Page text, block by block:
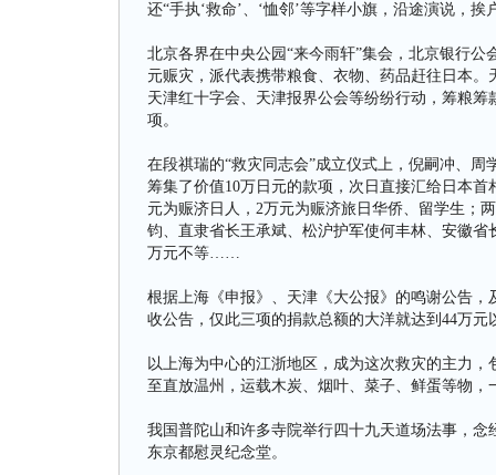
还“手执‘救命’、‘恤邻’等字样小旗，沿途演说，
北京各界在中央公园“来今雨轩”集会，北京银行
元赈灾，派代表携带粮食、衣物、药品赶往日本
天津红十字会、天津报界公会等纷纷行动，筹粮
项。
在段祺瑞的“救灾同志会”成立仪式上，倪嗣冲、
筹集了价值10万日元的款项，次日直接汇给日本
元为赈济日人，2万元为赈济旅日华侨、留学生；
钧、直隶省长王承斌、松沪护军使何丰林、安徽
万元不等……
根据上海《申报》、天津《大公报》的鸣谢公告
收公告，仅此三项的捐款总额的大洋就达到44万元
以上海为中心的江浙地区，成为这次救灾的主力
至直放温州，运载木炭、烟叶、菜子、鲜蛋等物，
我国普陀山和许多寺院举行四十九天道场法事，
东京都慰灵纪念堂。